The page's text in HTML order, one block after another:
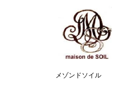
メゾンドソイル